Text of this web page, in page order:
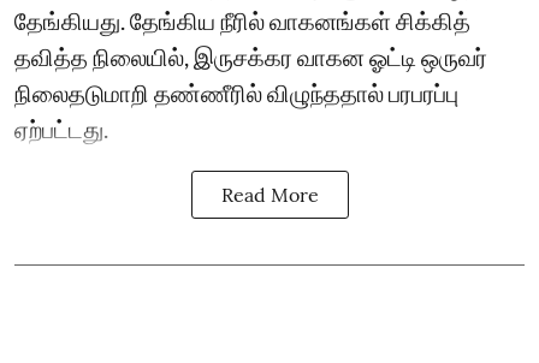
தேங்கியது. தேங்கிய நீரில் வாகனங்கள் சிக்கித்
தவித்த நிலையில், இருசக்கர வாகன ஓட்டி ஒருவர்
நிலைதடுமாறி தண்ணீரில் விழுந்ததால் பரபரப்பு
ஏற்பட்டது.
Read More